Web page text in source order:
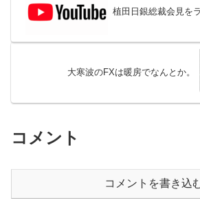
植田日銀総裁会見を
大寒波のFXは暖房でなんとか。
コメント
コメントを書き込